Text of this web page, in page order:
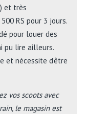
et très
RS pour 3 jours.
pour louer des
pu lire ailleurs.
et nécessite d’être
vos scoots avec
le magasin est